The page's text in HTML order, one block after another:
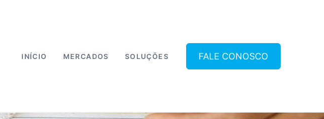
INÍCIO MERCADOS SOLUÇÕES FALE CONOSCO